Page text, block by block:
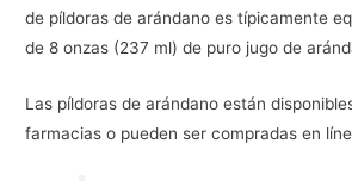
de píldoras de arándano es típicamente
de 8 onzas (237 ml) de puro jugo de
Las píldoras de arándano están
farmacias o pueden ser compradas en